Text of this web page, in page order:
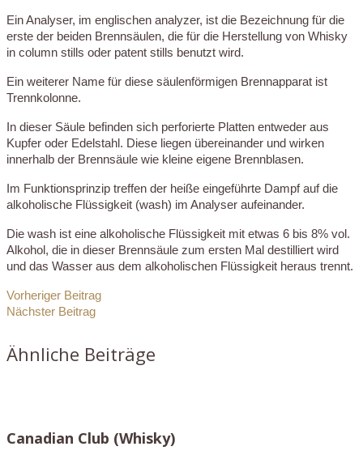
Ein Analyser, im englischen analyzer, ist die Bezeichnung für die
erste der beiden Brennsäulen, die für die Herstellung von Whisky
in column stills oder patent stills benutzt wird.
Ein weiterer Name für diese säulenförmigen Brennapparat ist
Trennkolonne.
In dieser Säule befinden sich perforierte Platten entweder aus
Kupfer oder Edelstahl. Diese liegen übereinander und wirken
innerhalb der Brennsäule wie kleine eigene Brennblasen.
Im Funktionsprinzip treffen der heiße eingeführte Dampf auf die
alkoholische Flüssigkeit (wash) im Analyser aufeinander.
Die wash ist eine alkoholische Flüssigkeit mit etwas 6 bis 8% vol.
Alkohol, die in dieser Brennsäule zum ersten Mal destilliert wird
und das Wasser aus dem alkoholischen Flüssigkeit heraus trennt.
Vorheriger Beitrag
Nächster Beitrag
Ähnliche Beiträge
Canadian Club (Whisky)